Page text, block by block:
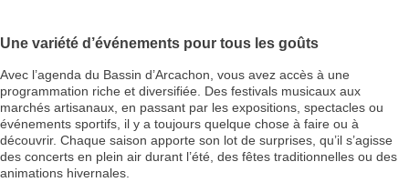
Une variété d’événements pour tous les goûts
Avec l’agenda du Bassin d’Arcachon, vous avez accès à une
programmation riche et diversifiée. Des festivals musicaux aux
marchés artisanaux, en passant par les expositions, spectacles ou
événements sportifs, il y a toujours quelque chose à faire ou à
découvrir. Chaque saison apporte son lot de surprises, qu’il s’agisse
des concerts en plein air durant l’été, des fêtes traditionnelles ou des
animations hivernales.